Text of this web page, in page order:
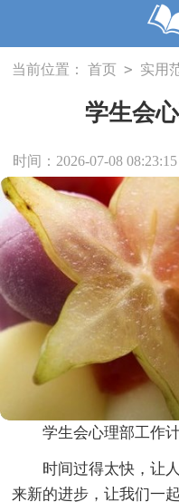
当前位置： 首页 > 实用
学生会
时间：2026-07-08 08:23:15
学生会心理部工作
时间过得太快，让
来新的进步，让我们一